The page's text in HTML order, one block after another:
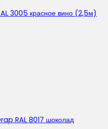
3005 красное вино (2,5м)
RAL 8017 шоколад